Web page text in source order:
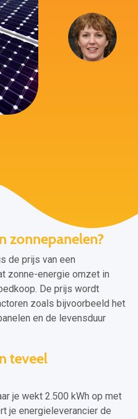
zonnepanelen?
de prijs van een
zonne-energie omzet in
De prijs wordt
zoals bijvoorbeeld het
en de levensduur
teveel
je wekt 2.500 kWh op met
je energieleverancier de